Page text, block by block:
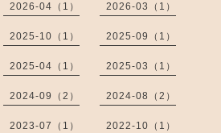
2026-04（1） 2026-03（1）
2025-10（1） 2025-09（1）
2025-04（1） 2025-03（1）
2024-09（2） 2024-08（2）
2023-07（1） 2022-10（1）